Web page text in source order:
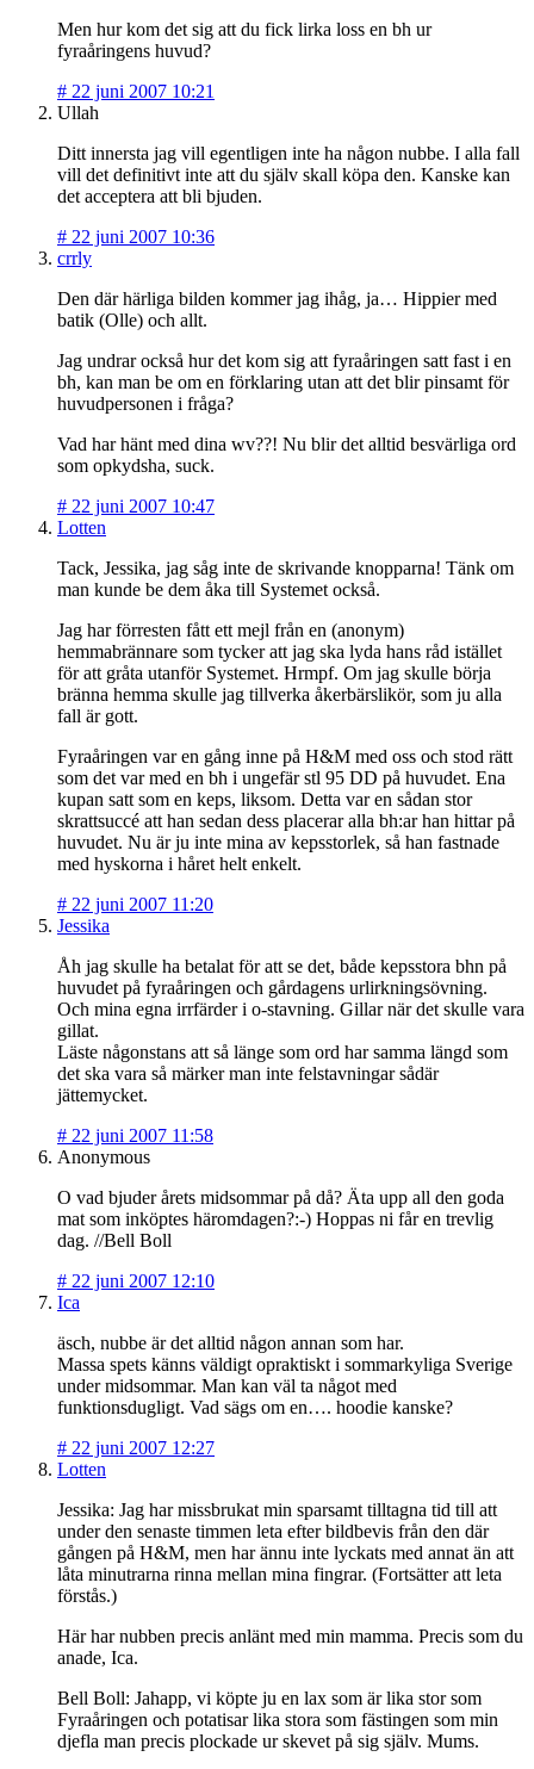
Men hur kom det sig att du fick lirka loss en bh ur
fyraåringens huvud?
# 22 juni 2007 10:21
Ullah
Ditt innersta jag vill egentligen inte ha någon nubbe. I alla fall
vill det definitivt inte att du själv skall köpa den. Kanske kan
det acceptera att bli bjuden.
# 22 juni 2007 10:36
crrly
Den där härliga bilden kommer jag ihåg, ja… Hippier med
batik (Olle) och allt.
Jag undrar också hur det kom sig att fyraåringen satt fast i en
bh, kan man be om en förklaring utan att det blir pinsamt för
huvudpersonen i fråga?
Vad har hänt med dina wv??! Nu blir det alltid besvärliga ord
som opkydsha, suck.
# 22 juni 2007 10:47
Lotten
Tack, Jessika, jag såg inte de skrivande knopparna! Tänk om
man kunde be dem åka till Systemet också.
Jag har förresten fått ett mejl från en (anonym)
hemmabrännare som tycker att jag ska lyda hans råd istället
för att gråta utanför Systemet. Hrmpf. Om jag skulle börja
bränna hemma skulle jag tillverka åkerbärslikör, som ju alla
fall är gott.
Fyraåringen var en gång inne på H&M med oss och stod rätt
som det var med en bh i ungefär stl 95 DD på huvudet. Ena
kupan satt som en keps, liksom. Detta var en sådan stor
skrattsuccé att han sedan dess placerar alla bh:ar han hittar på
huvudet. Nu är ju inte mina av kepsstorlek, så han fastnade
med hyskorna i håret helt enkelt.
# 22 juni 2007 11:20
Jessika
Åh jag skulle ha betalat för att se det, både kepsstora bhn på
huvudet på fyraåringen och gårdagens urlirkningsövning.
Och mina egna irrfärder i o-stavning. Gillar när det skulle vara
gillat.
Läste någonstans att så länge som ord har samma längd som
det ska vara så märker man inte felstavningar sådär
jättemycket.
# 22 juni 2007 11:58
Anonymous
O vad bjuder årets midsommar på då? Äta upp all den goda
mat som inköptes häromdagen?:-) Hoppas ni får en trevlig
dag. //Bell Boll
# 22 juni 2007 12:10
Ica
äsch, nubbe är det alltid någon annan som har.
Massa spets känns väldigt opraktiskt i sommarkyliga Sverige
under midsommar. Man kan väl ta något med
funktionsdugligt. Vad sägs om en…. hoodie kanske?
# 22 juni 2007 12:27
Lotten
Jessika: Jag har missbrukat min sparsamt tilltagna tid till att
under den senaste timmen leta efter bildbevis från den där
gången på H&M, men har ännu inte lyckats med annat än att
låta minutrarna rinna mellan mina fingrar. (Fortsätter att leta
förstås.)
Här har nubben precis anlänt med min mamma. Precis som du
anade, Ica.
Bell Boll: Jahapp, vi köpte ju en lax som är lika stor som
Fyraåringen och potatisar lika stora som fästingen som min
djefla man precis plockade ur skevet på sig själv. Mums.